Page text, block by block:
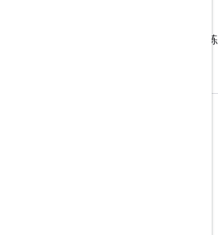
观摩我们的示例并自己动手练